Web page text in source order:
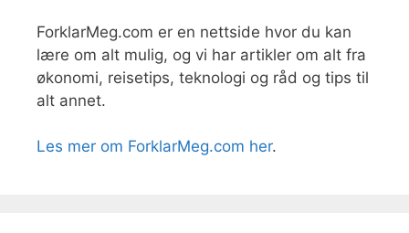
ForklarMeg.com er en nettside hvor du kan
lære om alt mulig, og vi har artikler om alt fra
økonomi, reisetips, teknologi og råd og tips til
alt annet.
Les mer om ForklarMeg.com her.